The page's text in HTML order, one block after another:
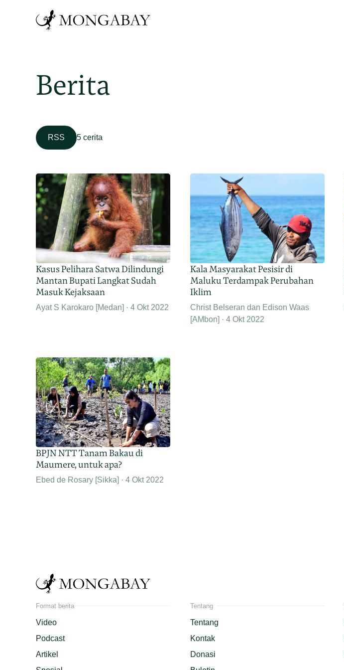
Berita
RSS 5 cerita
Kasus Pelihara Satwa Dilindungi
Mantan Bupati Langkat Sudah
Masuk Kejaksaan
Ayat S Karokaro [Medan] 4 Okt 2022
Kala Masyarakat Pesisir di
Maluku Terdampak Perubahan
Iklim
Christ Belseran dan Edison Waas
[AMbon]
4 Okt 2022
BPJN NTT Tanam Bakau di
Maumere, untuk apa?
Ebed de Rosary [Sikka] 4 Okt 2022
Format berita
Video
Podcast
Artikel
Tentang
Tentang
Kontak
Donasi